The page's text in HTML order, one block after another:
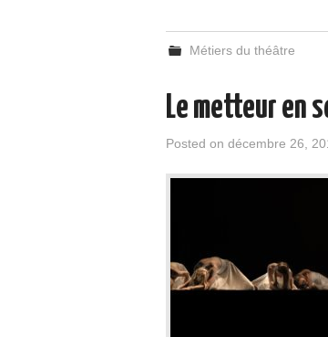
Métiers du théâtre
Le metteur en
Posted on décembre 26,